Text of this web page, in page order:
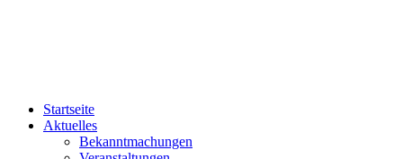
Startseite
Aktuelles
Bekanntmachungen